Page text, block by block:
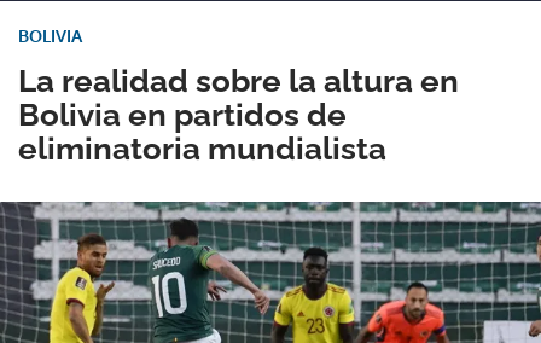
La realidad sobre la altura en
Bolivia en partidos de
eliminatoria mundialista
BOLIVIA